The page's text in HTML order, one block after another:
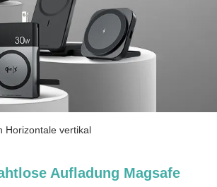
Horizontale vertikal
Aufladung Magsafe